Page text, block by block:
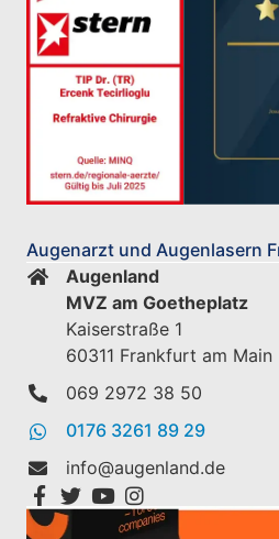
Augenarzt und Augenlasern
Augenland
MVZ am Goetheplatz
Kaiserstraße 1
60311 Frankfurt am Main
069 2972 38 50
0176 3261 89 29
info@augenland.de